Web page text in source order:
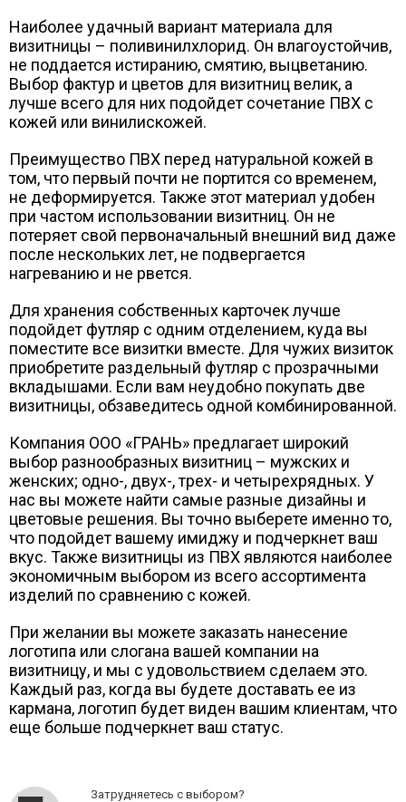
Наиболее удачный вариант материала для
визитницы – поливинилхлорид. Он влагоустойчив,
не поддается истиранию, смятию, выцветанию.
Выбор фактур и цветов для визитниц велик, а
лучше всего для них подойдет сочетание ПВХ с
кожей или винилискожей.
Преимущество ПВХ перед натуральной кожей в
том, что первый почти не портится со временем,
не деформируется. Также этот материал удобен
при частом использовании визитниц. Он не
потеряет свой первоначальный внешний вид даже
после нескольких лет, не подвергается
нагреванию и не рвется.
Для хранения собственных карточек лучше
подойдет футляр с одним отделением, куда вы
поместите все визитки вместе. Для чужих визиток
приобретите раздельный футляр с прозрачными
вкладышами. Если вам неудобно покупать две
визитницы, обзаведитесь одной комбинированной.
Компания ООО «ГРАНЬ» предлагает широкий
выбор разнообразных визитниц – мужских и
женских; одно-, двух-, трех- и четырехрядных. У
нас вы можете найти самые разные дизайны и
цветовые решения. Вы точно выберете именно то,
что подойдет вашему имиджу и подчеркнет ваш
вкус. Также визитницы из ПВХ являются наиболее
экономичным выбором из всего ассортимента
изделий по сравнению с кожей.
При желании вы можете заказать нанесение
логотипа или слогана вашей компании на
визитницу, и мы с удовольствием сделаем это.
Каждый раз, когда вы будете доставать ее из
кармана, логотип будет виден вашим клиентам, что
еще больше подчеркнет ваш статус.
Затрудняетесь с выбором?